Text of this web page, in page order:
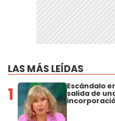
LAS MÁS LEÍDAS
1 Escándalo
salida de